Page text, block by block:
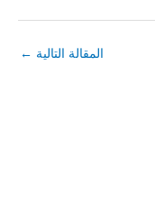
المقالة التالية ←